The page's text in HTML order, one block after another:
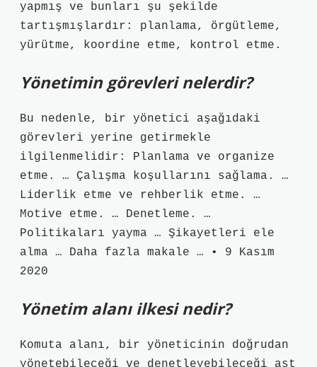
yapmış ve bunları şu şekilde
tartışmışlardır: planlama, örgütleme,
yürütme, koordine etme, kontrol etme.
Yönetimin görevleri nelerdir?
Bu nedenle, bir yönetici aşağıdaki
görevleri yerine getirmekle
ilgilenmelidir: Planlama ve organize
etme. … Çalışma koşullarını sağlama. …
Liderlik etme ve rehberlik etme. …
Motive etme. … Denetleme. …
Politikaları yayma … Şikayetleri ele
alma … Daha fazla makale … • 9 Kasım
2020
Yönetim alanı ilkesi nedir?
Komuta alanı, bir yöneticinin doğrudan
yönetebileceği ve denetleyebileceği ast